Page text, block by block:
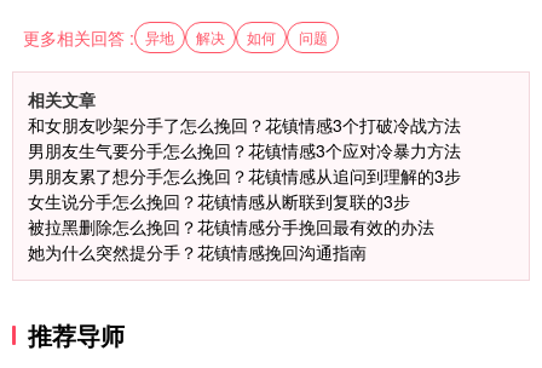
更多相关回答 : 异地 解决 如何 问题
相关文章
和女朋友吵架分手了怎么挽回？花镇情感3个打破冷战方法
男朋友生气要分手怎么挽回？花镇情感3个应对冷暴力方法
男朋友累了想分手怎么挽回？花镇情感从追问到理解的3步
女生说分手怎么挽回？花镇情感从断联到复联的3步
被拉黑删除怎么挽回？花镇情感分手挽回最有效的办法
她为什么突然提分手？花镇情感挽回沟通指南
推荐导师